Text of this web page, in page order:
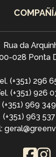
Rua da
028 Ponta
(+351) 296
(+351) 926
(+351) 969
(+351) 963